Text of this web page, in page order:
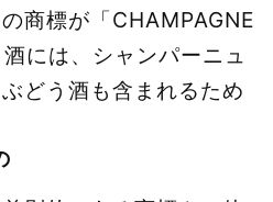
商標が「CHAMPAGNE
には、シャンパーニュ
どう酒も含まれるため